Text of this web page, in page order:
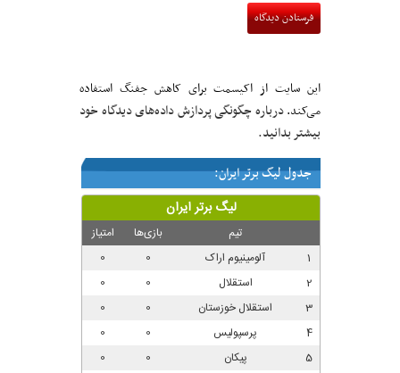
این سایت از اکیسمت برای کاهش جفنگ استفاده
می‌کند.درباره چگونگی پردازش داده‌های دیدگاه خود
بیشتر بدانید.
جدول لیگ برتر ایران: